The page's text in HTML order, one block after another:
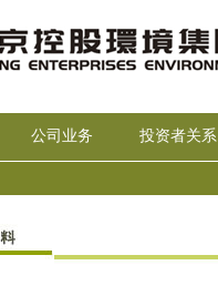
公司业务 投资者关系